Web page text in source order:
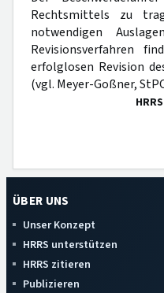
Rechtsmittels zu
notwendigen
Revisionsverfahren
erfolglosen Revision
(vgl. Meyer-Goßner,
ÜBER UNS
Unser Konzept
HRRS unterstützen
HRRS zitieren
Publizieren